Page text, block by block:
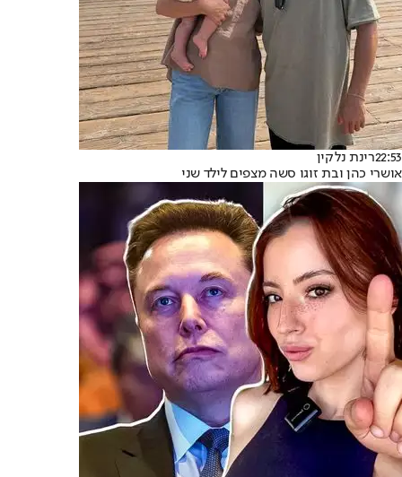
22:53רינת נלקין
אושרי כהן ובת זוגו סשה מצפים לילד שני